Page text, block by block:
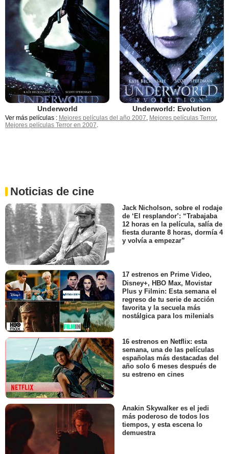
Underworld Underworld: Evolution
Ver más películas : Mejores películas del año 2007, Mejores películas Terror,
Mejores películas Terror en 2007.
Noticias de cine
Jack Nicholson, sobre el rodaje
de ‘El resplandor’: “Trabajaba
12 horas en la película, salía de
fiesta durante 8 horas, dormía 4
y volvía a empezar”
17 estrenos en Prime Video,
Disney+, HBO Max, Movistar
Plus y Filmin: Esta semana el
regreso de tu serie de acción
favorita y la secuela más
nostálgica para los milenials
16 estrenos en Netflix: esta
semana, una de las películas
españolas más destacadas del
año solo 6 meses después de
su estreno en cines
Anakin Skywalker es el jedi
más poderoso de todos los
tiempos, y esta escena lo
demuestra